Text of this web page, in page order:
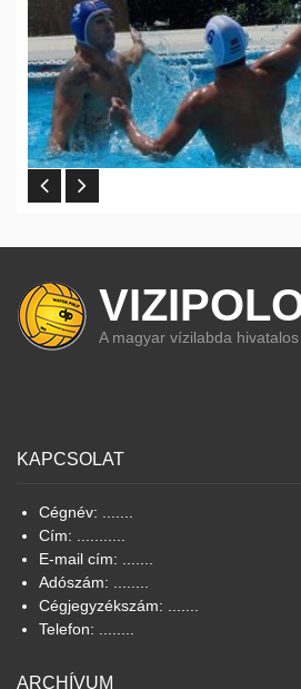
A magyar vízilabda
KAPCSOLAT
Cégnév: .......
Cím: ...........
E-mail cím: .......
Adószám: ........
Cégjegyzékszám: .......
Telefon: ........
ARCHÍVUM